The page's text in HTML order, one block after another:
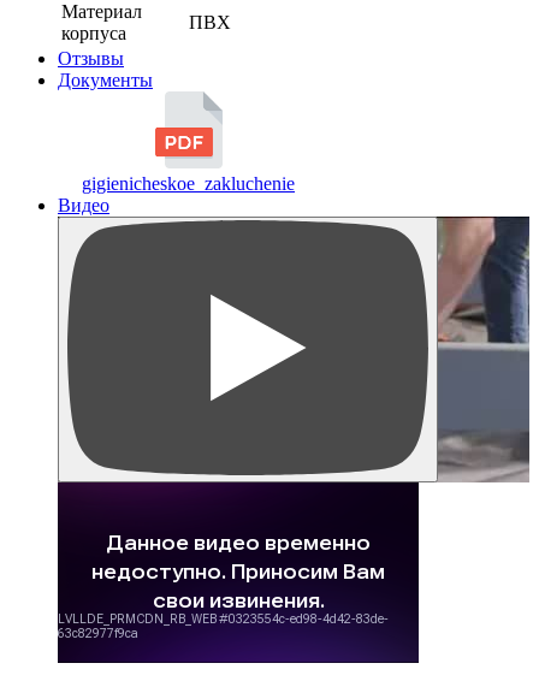
Материал
корпуса
ПВХ
Отзывы
Документы
gigienicheskoe_zakluchenie
Видео